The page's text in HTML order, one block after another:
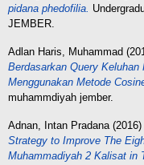
pidana phedofilia.
JEMBER.
Adlan Haris, Muhammad
Berdasarkan Query
Menggunakan Metode
muhammdiyah jember.
Adnan, Intan Pradana(2016)
Strategy to Improve The
Muhammadiyah 2 Kalisat in